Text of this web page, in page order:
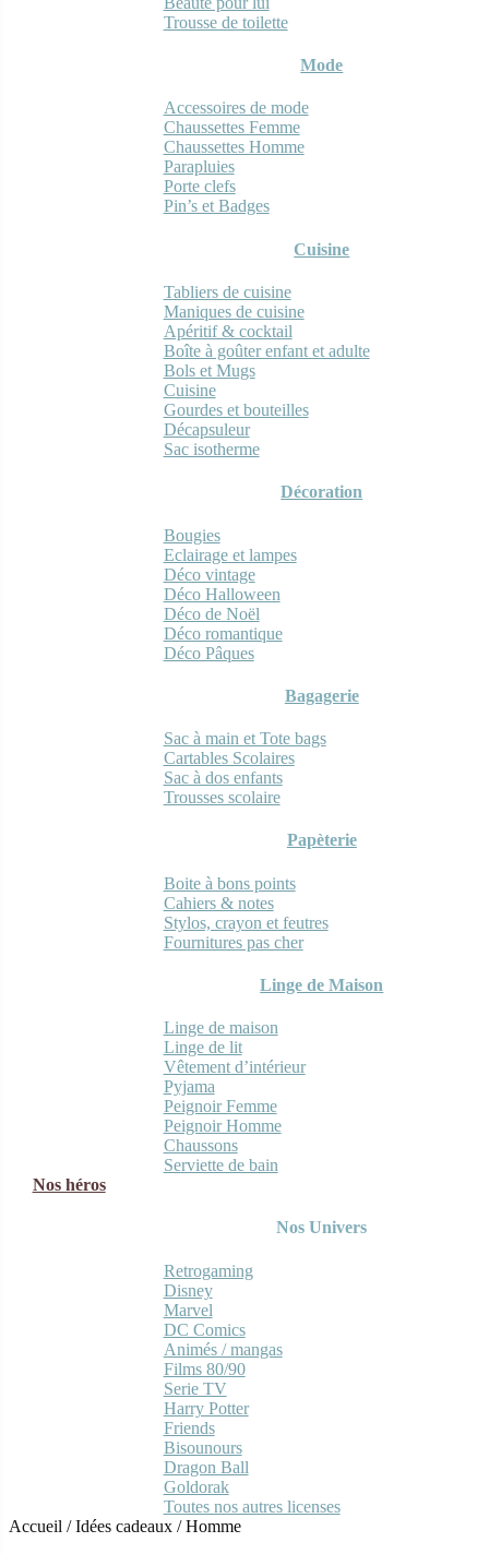
Trousse de toilette
Mode
Accessoires de mode
Chaussettes Femme
Chaussettes Homme
Parapluies
Porte clefs
Pin’s et Badges
Cuisine
Tabliers de cuisine
Maniques de cuisine
Apéritif & cocktail
Boîte à goûter enfant et adulte
Bols et Mugs
Cuisine
Gourdes et bouteilles
Décapsuleur
Sac isotherme
Décoration
Bougies
Eclairage et lampes
Déco vintage
Déco Halloween
Déco de Noël
Déco romantique
Déco Pâques
Bagagerie
Sac à main et Tote bags
Cartables Scolaires
Sac à dos enfants
Trousses scolaire
Papèterie
Boite à bons points
Cahiers & notes
Stylos, crayon et feutres
Fournitures pas cher
Linge de Maison
Linge de maison
Linge de lit
Vêtement d’intérieur
Pyjama
Peignoir Femme
Peignoir Homme
Chaussons
Serviette de bain
Nos héros
Nos Univers
Retrogaming
Disney
Marvel
DC Comics
Animés / mangas
Films 80/90
Serie TV
Harry Potter
Friends
Bisounours
Dragon Ball
Goldorak
Toutes nos autres licenses
Accueil /Idées cadeaux /Homme